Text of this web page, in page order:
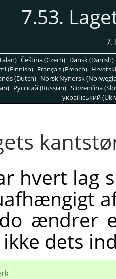
7.53.
7.
Čeština (Czech) Dansk (Danish)
(Finnish) Français (French)
(Dutch) Norsk Nynorsk
Pусский (Russian) Slovenčina
український
hvert lag
ændrer
ikke dets